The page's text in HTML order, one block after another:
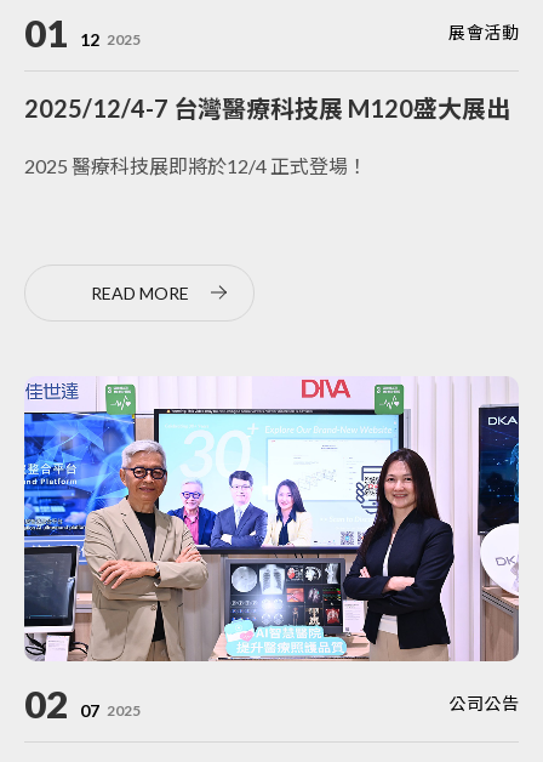
01 12 2025 展會活動
2025/12/4-7 台灣醫療科技展 M120盛大展出
2025 醫療科技展即將於12/4 正式登場！
READ MORE
02 07 2025 公司公告